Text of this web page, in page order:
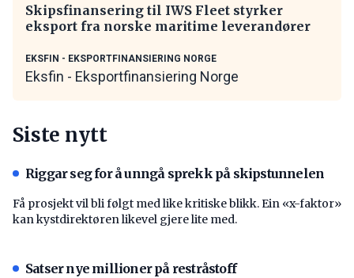
Skipsfinansering til IWS Fleet styrker
eksport fra norske maritime leverandører
EKSFIN - EKSPORTFINANSIERING NORGE
Eksfin - Eksportfinansiering Norge
Siste nytt
Riggar seg for å unngå sprekk på skipstunnelen
Få prosjekt vil bli følgt med like kritiske blikk. Ein «x-faktor»
kan kystdirektøren likevel gjere lite med.
Satser nye millioner på restråstoff